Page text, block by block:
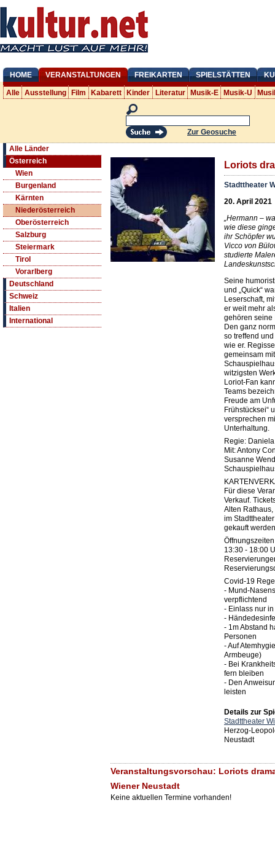
HOME VERANSTALTUNGEN FREIKARTEN SPIELSTÄTTEN
Alle Ausstellung Film Kabarett Kinder Literatur Musik-E Musik-U
Zur Geosuche
Alle Länder
Österreich
Wien
Burgenland
Kärnten
Niederösterreich
Oberösterreich
Salzburg
Steiermark
Tirol
Vorarlberg
Deutschland
Schweiz
Italien
International
Loriots
Stadttheater
20. April 2021
„Hermann –
wie diese
ihr Schöpfer
Vicco von
studierte
Seine
und „Quick“
Leserschaft,
er weit mehr
gehören seine
Den ganz
so treffend
wie er.
gemeinsam
witzigsten
Loriot-Fan
Teams
Freude am
Frühstücksei“
versprechen
Unterhaltung.
Regie:
Mit: Antony
Susanne
Für diese
Verkauf.
Alten
im
gekauft
13:30 - 18:00
Covid-19
- Mund-
verpflichtend
- Einlass nur
-
- 1m Abstand
Personen
- Auf
Armbeuge)
- Bei
fern bleiben
- Den
leisten
Details zur
Stadttheater
Herzog-
Neustadt
Veranstaltungsvorschau: Loriots
Wiener Neustadt
Keine aktuellen Termine vorhanden!